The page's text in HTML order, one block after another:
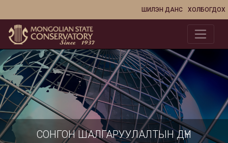
ХОЛБОГДОХ
ШИЛЭН ДАНС
СОНГОН ШАЛГАРУУЛАЛТЫН ДҮН